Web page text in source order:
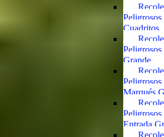
Cuadritos
Grande
Marqués
Entrada